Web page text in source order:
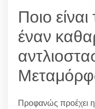
Ποιο
έναν
Προφανώς προέχει η